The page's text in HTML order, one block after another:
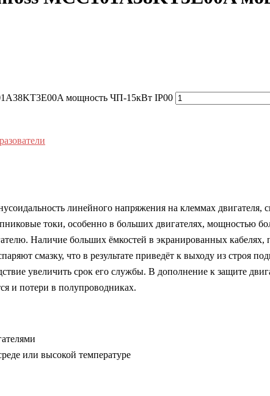
мощность ЧП-15кВт IP00
линейного напряжения на клеммах двигателя,
токи, особенно в больших двигателях, мощностью
Наличие больших ёмкостей в экранированных
смазку, что в результате приведёт к выходу из строя
увеличить срок его службы. В дополнение к защите
и потери в полупроводниках.
или высокой температуре